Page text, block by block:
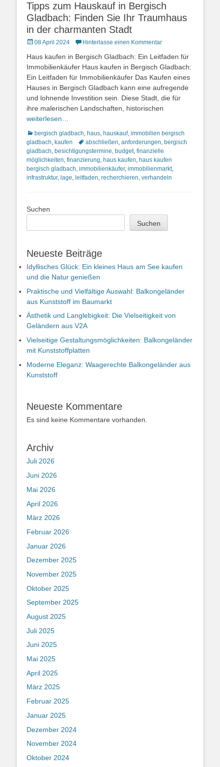
Tipps zum Hauskauf in Bergisch
Gladbach: Finden Sie Ihr Traumhaus
in der charmanten Stadt
Posted
08 April 2024 Hinterlasse einen Kommentar
Haus kaufen in Bergisch Gladbach: Ein Leitfaden für
Immobilienkäufer Haus kaufen in Bergisch Gladbach:
Ein Leitfaden für Immobilienkäufer Das Kaufen eines
Hauses in Bergisch Gladbach kann eine aufregende
und lohnende Investition sein. Diese Stadt, die für
ihre malerischen Landschaften, historischen
weiterlesen…
Kategorien
bergisch gladbach, haus, hauskauf, immobilien bergisch
gladbach, kaufen Schlagworte
abschließen, anforderungen, bergisch
gladbach, besichtigungstermine, budget, finanzielle
möglichkeiten, finanzierung, haus kaufen, haus kaufen
bergisch gladbach, immobilienkäufer, immobilienmarkt,
infrastruktur, lage, leitfaden, recherchieren, verhandeln
Suchen
Suchen
Neueste Beiträge
Idyllisches Glück: Ein kleines Haus am See kaufen
und die Natur genießen
Praktische und Vielfältige Auswahl: Balkongeländer
aus Kunststoff im Baumarkt
Ästhetik und Langlebigkeit: Die Vielseitigkeit von
Geländern aus V2A
Vielseitige Gestaltungsmöglichkeiten: Balkongeländer
mit Kunststoffplatten
Moderne Eleganz: Waagerechte Balkongeländer aus
Kunststoff
Neueste Kommentare
Es sind keine Kommentare vorhanden.
Archiv
Juli 2026
Juni 2026
Mai 2026
April 2026
März 2026
Februar 2026
Januar 2026
Dezember 2025
November 2025
Oktober 2025
September 2025
August 2025
Juli 2025
Juni 2025
Mai 2025
April 2025
März 2025
Februar 2025
Januar 2025
Dezember 2024
November 2024
Oktober 2024